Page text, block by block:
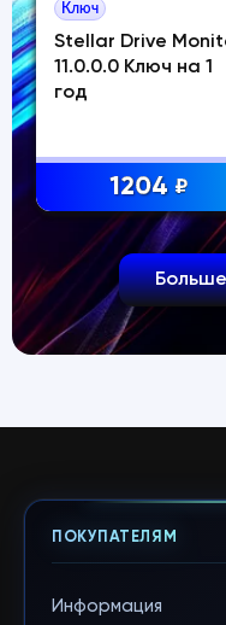
Ключ
Stellar Drive
11.0.0.0 Ключ на 1
год
1204 ₽
ПОКУПАТЕЛЯМ
Информация